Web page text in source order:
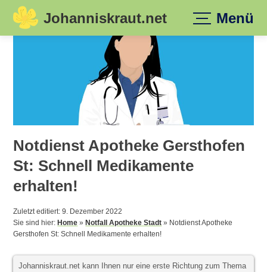
Skip
Johanniskraut.net Menü
Notdienst Apotheke Gersthofen
St: Schnell Medikamente
erhalten!
Zuletzt editiert: 9. Dezember 2022
Sie sind hier:Home »Notfall Apotheke Stadt » Notdienst Apotheke
Gersthofen St: Schnell Medikamente erhalten!
Johanniskraut.net kann Ihnen nur eine erste Richtung zum Thema